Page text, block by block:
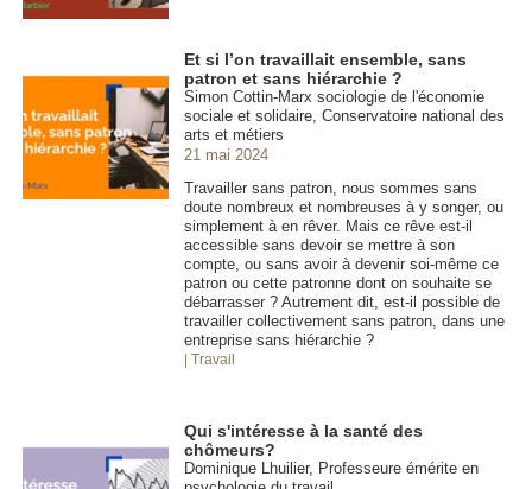
Et si l’on travaillait ensemble, sans
patron et sans hiérarchie ?
Simon Cottin-Marx sociologie de l'économie
sociale et solidaire, Conservatoire national des
arts et métiers
21 mai 2024
Travailler sans patron, nous sommes sans
doute nombreux et nombreuses à y songer, ou
simplement à en rêver. Mais ce rêve est-il
accessible sans devoir se mettre à son
compte, ou sans avoir à devenir soi-même ce
patron ou cette patronne dont on souhaite se
débarrasser ? Autrement dit, est-il possible de
travailler collectivement sans patron, dans une
entreprise sans hiérarchie ?
| Travail
Qui s'intéresse à la santé des
chômeurs?
Dominique Lhuilier, Professeure émérite en